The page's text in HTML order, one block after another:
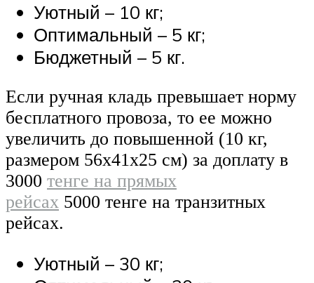
Уютный – 10 кг;
Оптимальный​ – 5 кг;
Бюджетный – 5 кг.
Если ручная кладь превышает норму
бесплатного провоза, то ее можно
увеличить до повышенной (10 кг,
размером 56х41х25 см) за доплату в
3000 тенге на прямых
рейсах 5000 тенге на транзитных
рейсах.
Уютный – 30 кг;